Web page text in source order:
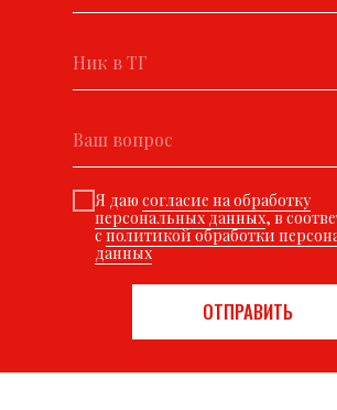
Я даю согласие на обработку
персональных данных, в
сполитикой обработки
данных
ОТПРАВИТЬ